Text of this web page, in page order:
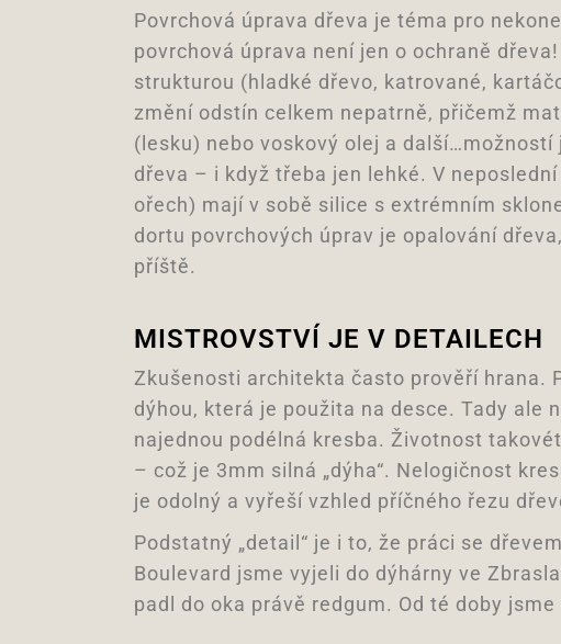
Povrchová úprava dřeva je téma pro
povrchová úprava není jen o ochraně
strukturou (hladké dřevo, katrované,
změní odstín celkem nepatrně, přičemž
(lesku) nebo voskový olej a
dřeva – i když třeba jen lehké. V
ořech) mají v sobě silice s extrémním
dortu povrchových úprav je opalování
příště.
MISTROVSTVÍ JE V DETAILECH
Zkušenosti architekta často prověří hrana.
dýhou, která je použita na desce. Tady ale
najednou podélná kresba. Životnost
– což je 3mm silná „dýha“. Nelogičnost
je odolný a vyřeší vzhled příčného řezu
Podstatný „detail“ je i to, že práci se
Boulevard jsme vyjeli do dýhárny ve
padl do oka právě redgum. Od té doby